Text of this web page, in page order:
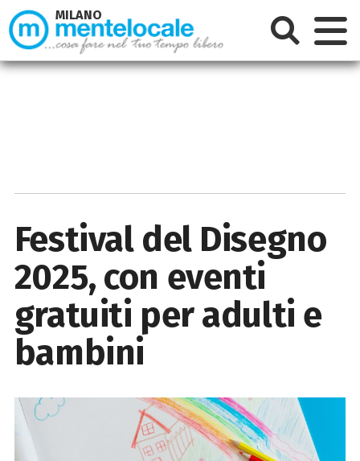
Festival del Disegno
2025, con eventi
gratuiti per adulti e
bambini
MILANO